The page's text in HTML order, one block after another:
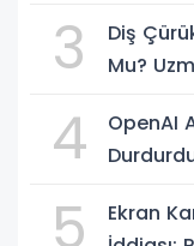
3
Diş
Mu?
4
OpenAI
5
Ekran